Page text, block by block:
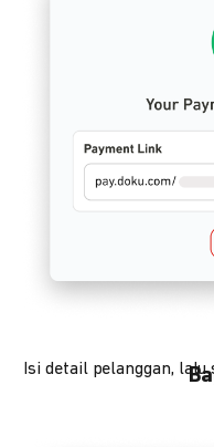
Isi detail pelanggan,